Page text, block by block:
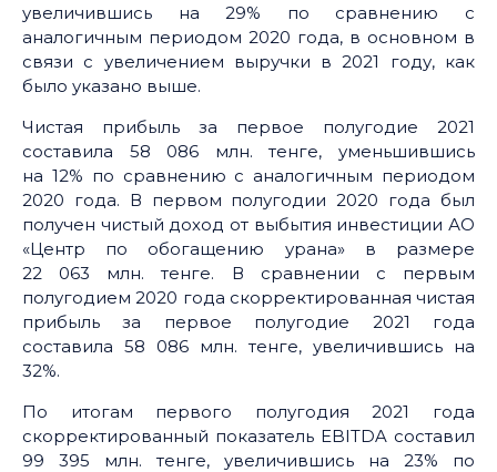
увеличившись на 29% по сравнению с
аналогичным периодом 2020 года, в основном в
связи с увеличением выручки в 2021 году, как
было указано выше.
Чистая прибыль за первое полугодие 2021
составила 58 086 млн. тенге, уменьшившись
на 12% по сравнению с аналогичным периодом
2020 года. В первом полугодии 2020 года был
получен чистый доход от выбытия инвестиции АО
«Центр по обогащению урана» в размере
22 063 млн. тенге. В сравнении с первым
полугодием 2020 года скорректированная чистая
прибыль за первое полугодие 2021 года
составила 58 086 млн. тенге, увеличившись на
32%.
По итогам первого полугодия 2021 года
скорректированный показатель EBITDA составил
99 395 млн. тенге, увеличившись на 23% по